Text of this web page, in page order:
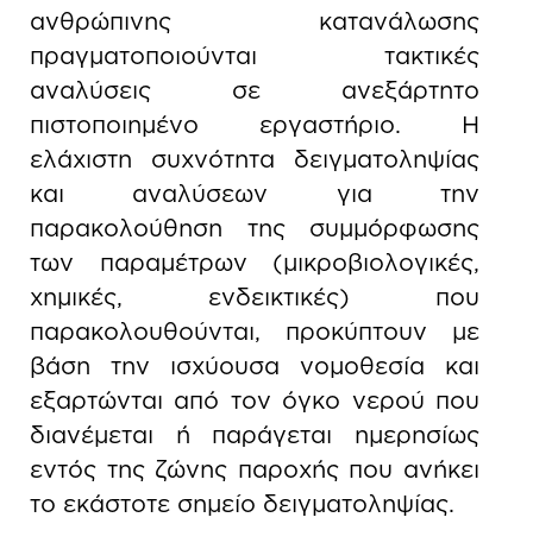
ανθρώπινης κατανάλωσης
πραγματοποιούνται τακτικές
αναλύσεις σε ανεξάρτητο
πιστοποιημένο εργαστήριο. Η
ελάχιστη συχνότητα δειγματοληψίας
και αναλύσεων για την
παρακολούθηση της συμμόρφωσης
των παραμέτρων (μικροβιολογικές,
χημικές, ενδεικτικές) που
παρακολουθούνται, προκύπτουν με
βάση την ισχύουσα νομοθεσία και
εξαρτώνται από τον όγκο νερού που
διανέμεται ή παράγεται ημερησίως
εντός της ζώνης παροχής που ανήκει
το εκάστοτε σημείο δειγματοληψίας.